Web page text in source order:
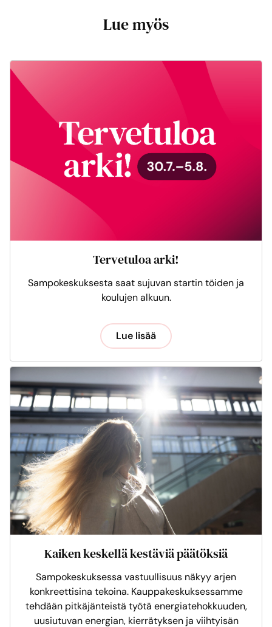
Lue myös
Tervetuloa arki!
Sampokeskuksesta saat sujuvan startin töiden ja
koulujen alkuun.
Lue lisää
Kaiken keskellä kestäviä päätöksiä
Sampokeskuksessa vastuullisuus näkyy arjen
konkreettisina tekoina. Kauppakeskuksessamme
tehdään pitkäjänteistä työtä energiatehokkuuden,
uusiutuvan energian, kierrätyksen ja viihtyisän